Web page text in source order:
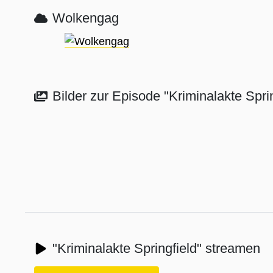
Wolkengag
Bilder zur Episode "Kriminalakte
"Kriminalakte Springfield" streamen